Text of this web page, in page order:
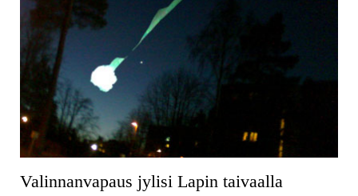
Valinnanvapaus jylisi Lapin taivaalla